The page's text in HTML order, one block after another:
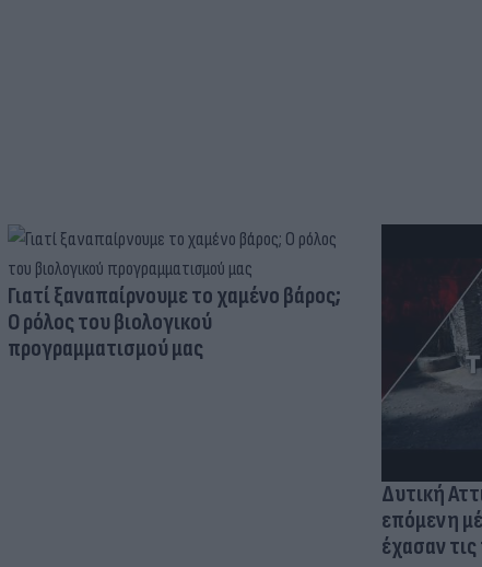
Γιατί ξαναπαίρνουμε το χαμένο βάρος;
Ο ρόλος του βιολογικού
προγραμματισμού μας
Δυτική
επόμενη
έχασαν